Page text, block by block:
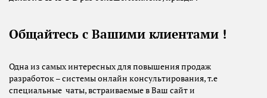
Общайтесь с Вашими клиентами !
Одна из самых интересных для повышения продаж
разработок – системы онлайн консультирования, т.е
специальные чаты, встраиваемые в Ваш сайт и